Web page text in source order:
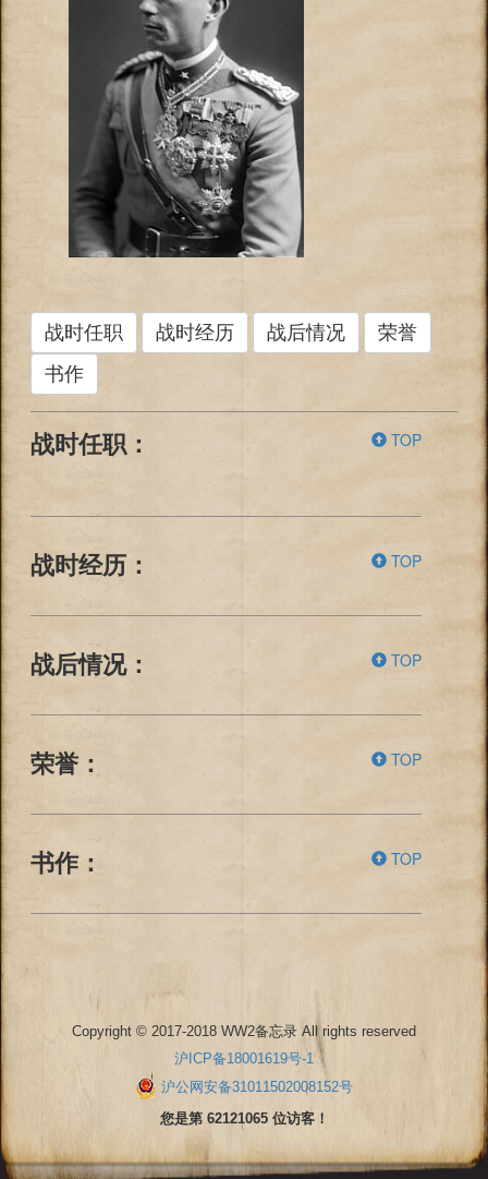
战时任职 战时经历 战后情况
荣誉
书作
战时任职： TOP
战时经历： TOP
战后情况： TOP
荣誉： TOP
书作： TOP
Copyright © 2017-2018 WW2备忘录 All rights reserved
沪ICP备18001619号-1
沪公网安备31011502008152号
您是第 62121065 位访客！